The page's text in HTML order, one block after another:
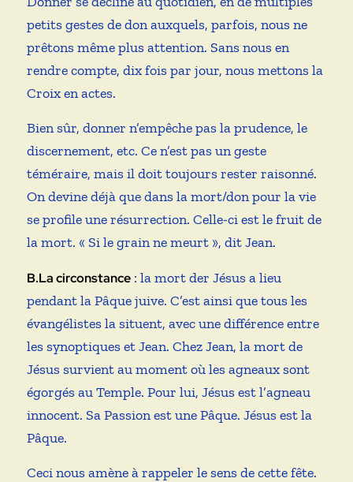
petits gestes de don auxquels, parfois, nous ne
prêtons même plus attention. Sans nous en
rendre compte, dix fois par jour, nous mettons la
Croix en actes.
Bien sûr, donner n’empêche pas la prudence, le
discernement, etc. Ce n’est pas un geste
téméraire, mais il doit toujours rester raisonné.
On devine déjà que dans la mort/don pour la vie
se profile une résurrection. Celle-ci est le fruit de
la mort. « Si le grain ne meurt », dit Jean.
B.La circonstance: la mort der Jésus a lieu
pendant la Pâque juive. C’est ainsi que tous les
évangélistes la situent, avec une différence entre
les synoptiques et Jean. Chez Jean, la mort de
Jésus survient au moment où les agneaux sont
égorgés au Temple. Pour lui, Jésus est l’agneau
innocent. Sa Passion est une Pâque. Jésus est la
Pâque.
Ceci nous amène à rappeler le sens de cette fête.